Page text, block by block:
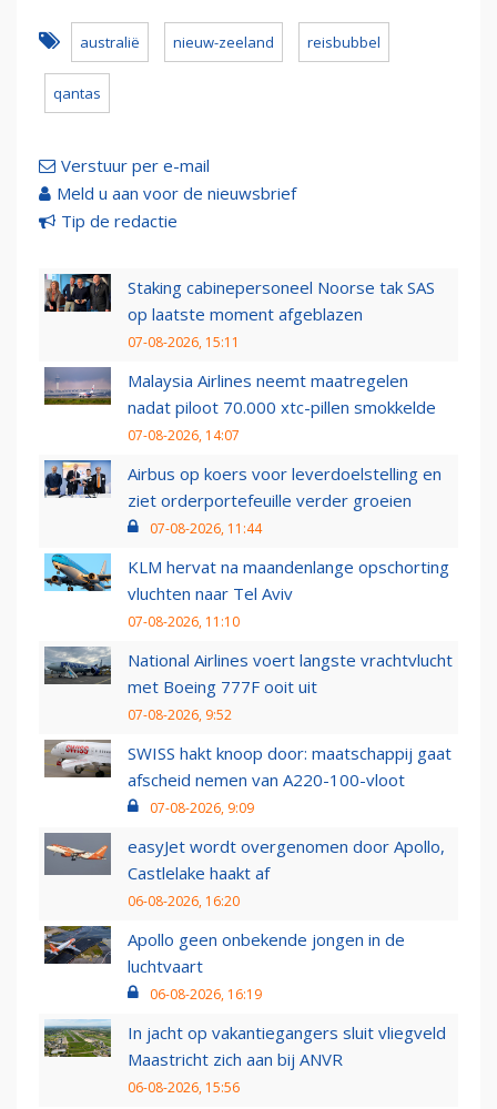
australië nieuw-zeeland reisbubbel
qantas
Verstuur per e-mail
Meld u aan voor de nieuwsbrief
Tip de redactie
Staking cabinepersoneel Noorse tak SAS
op laatste moment afgeblazen
07-08-2026, 15:11
Malaysia Airlines neemt maatregelen
nadat piloot 70.000 xtc-pillen smokkelde
07-08-2026, 14:07
Airbus op koers voor leverdoelstelling en
ziet orderportefeuille verder groeien
07-08-2026, 11:44
KLM hervat na maandenlange opschorting
vluchten naar Tel Aviv
07-08-2026, 11:10
National Airlines voert langste vrachtvlucht
met Boeing 777F ooit uit
07-08-2026, 9:52
SWISS hakt knoop door: maatschappij gaat
afscheid nemen van A220-100-vloot
07-08-2026, 9:09
easyJet wordt overgenomen door Apollo,
Castlelake haakt af
06-08-2026, 16:20
Apollo geen onbekende jongen in de
luchtvaart
06-08-2026, 16:19
In jacht op vakantiegangers sluit vliegveld
Maastricht zich aan bij ANVR
06-08-2026, 15:56